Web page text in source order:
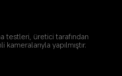
testleri, üretici tarafından
yapılmıştır.